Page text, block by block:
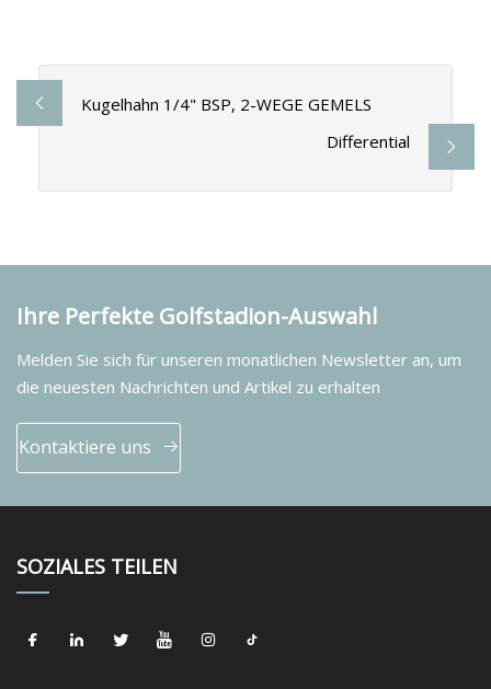
Kugelhahn 1/4" BSP, 2-WEGE GEMELS
Differential
Ihre Perfekte Golfstadion-Auswahl
Melden Sie sich für unseren monatlichen Newsletter an, um
die neuesten Nachrichten und Artikel zu erhalten
Kontaktiere uns
SOZIALES TEILEN